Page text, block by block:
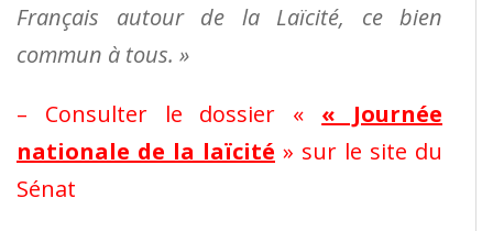
Français autour de la Laïcité, ce bien
commun à tous. »
– Consulter le dossier « « Journée
nationale de la laïcité » sur le site du
Sénat